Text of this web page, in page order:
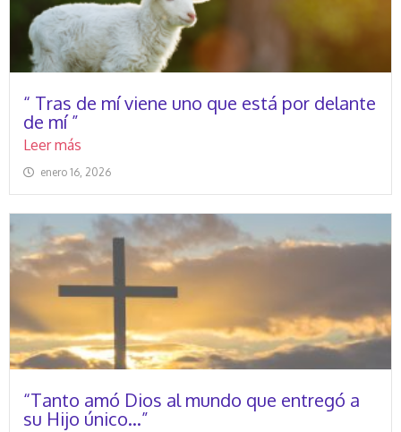
“ Tras de mí viene uno que está por delante
de mí ”
Leer más
enero 16, 2026
“Tanto amó Dios al mundo que entregó a
su Hijo único…”